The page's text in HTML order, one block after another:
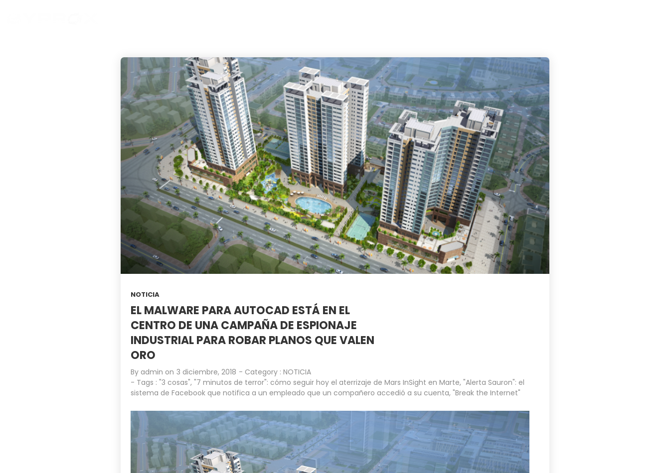
NOTICIA
EL MALWARE PARA AUTOCAD ESTÁ EN EL
CENTRO DE UNA CAMPAÑA DE ESPIONAJE
INDUSTRIAL PARA ROBAR PLANOS QUE VALEN
ORO
By admin on 3 diciembre, 2018 - Category : NOTICIA
- Tags : "3 cosas", "7 minutos de terror": cómo seguir hoy el aterrizaje de Mars InSight en Marte, "Alerta Sauron": el
sistema de Facebook que notifica a un empleado que un compañero accedió a su cuenta, "Break the Internet"